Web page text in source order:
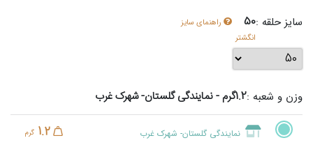
سایز حلقه :50
راهنمای سایز
انگشتر
وزن و شعبه :1.2گرم - نمایندگی گلستان- شهرک غرب
نمایندگی گلستان- شهرک غرب 1.2 گرم